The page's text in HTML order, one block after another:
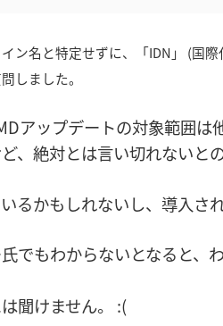
ン名と特定せずに、「IDN」 (国
しました。
アップデートの対象範囲は
、絶対とは言い切れないと
るかもしれないし、導入さ
でもわからないとなると
聞けません。 :(